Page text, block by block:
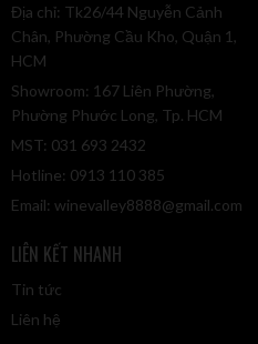
Địa chỉ: Tk26/44 Nguyễn Cảnh
Chân, Phường Cầu Kho, Quận 1,
HCM
Showroom: 167 Liên Phường,
Phường Phước Long, Tp. HCM
MST: 031 693 2432
Hotline: 0913 110 385
Email: winevalley8888@gmail.com
LIÊN KẾT NHANH
Tin tức
Liên hệ